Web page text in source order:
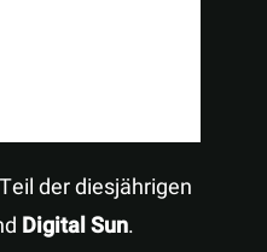
der diesjährigen
Digital Sun.